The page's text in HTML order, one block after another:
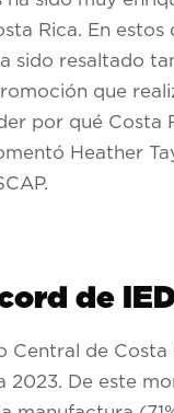
Rica. En
sido resaltado
que
por qué Costa
Heather
de
Central de
2023. De este